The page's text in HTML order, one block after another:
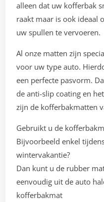
alleen dat uw kofferbak
raakt maar is ook ideaal
uw spullen te vervoeren.
Al onze matten zijn
voor uw type auto.
een perfecte pasvorm.
de anti-slip coating en
zijn de kofferbakmatten
Gebruikt u de
Bijvoorbeeld enkel
wintervakantie?
Dan kunt u de rubber
eenvoudig uit de auto
kofferbakmat